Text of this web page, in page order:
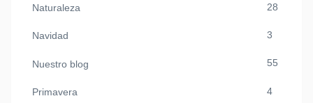
Naturaleza 28
Navidad 3
Nuestro blog 55
Primavera 4